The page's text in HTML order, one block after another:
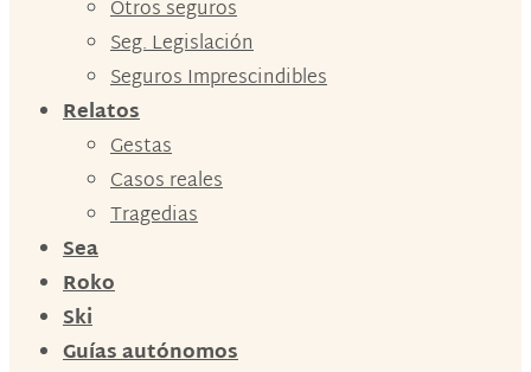
Otros seguros
Seg. Legislación
Seguros Imprescindibles
Relatos
Gestas
Casos reales
Tragedias
Sea
Roko
Ski
Guías autónomos